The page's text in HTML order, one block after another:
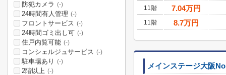
11階 7.04万円
11階 8.7万円
メインステージ大阪
防犯カメラ (-)
24時間有人管理 (-)
フロントサービス (-)
24時間ゴミ出し可 (-)
住戸内覧可能 (-)
コンシェルジュサービス (-)
駐車場あり (-)
2階以上 (-)